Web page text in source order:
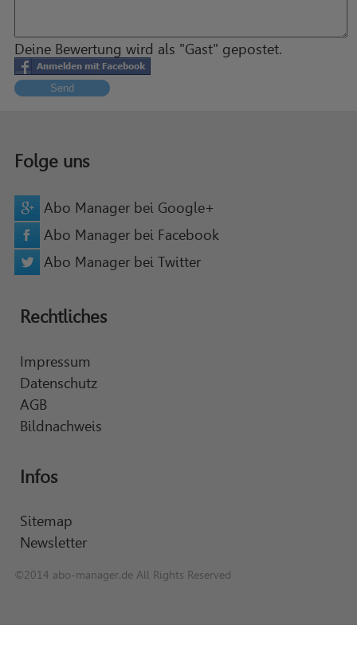
Deine Bewertung wird als "Gast" gepostet.
Send
Folge uns
Abo Manager bei Google+
Abo Manager bei Facebook
Abo Manager bei Twitter
Rechtliches
Impressum
Datenschutz
AGB
Bildnachweis
Infos
Sitemap
Newsletter
©2014 abo-manager.de All Rights Reserved